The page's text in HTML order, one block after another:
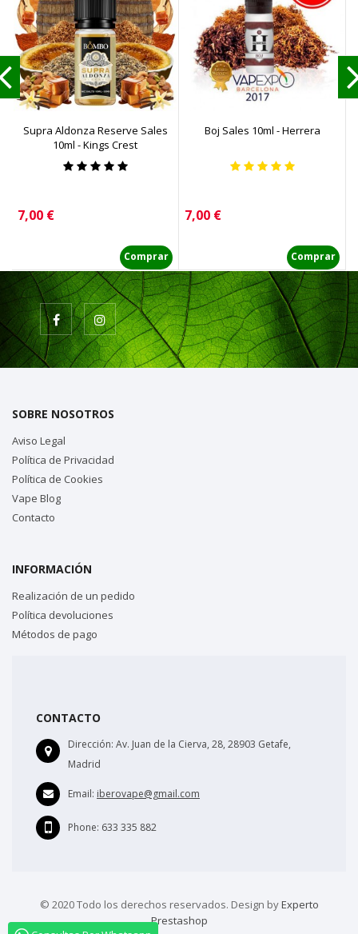
Supra Aldonza Reserve Sales
10ml - Kings Crest
Precio
7,00 €
Comprar
Boj Sales 10ml - Herrera
Precio
7,00 €
Comprar
SOBRE NOSOTROS
Aviso Legal
Política de Privacidad
Política de Cookies
Vape Blog
Contacto
INFORMACIÓN
Realización de un pedido
Política devoluciones
Métodos de pago
CONTACTO
Dirección: Av. Juan de la Cierva, 28, 28903 Getafe,
Madrid
Email: iberovape@gmail.com
Phone: 633 335 882
© 2020 Todo los derechos reservados. Design byExperto
Prestashop